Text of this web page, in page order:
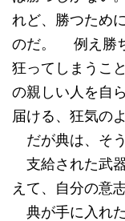
れど、勝つため
のだ。 例え勝ち
狂ってしまうこ
の親しい人を自
届ける、狂気の
だが典は、そ
支給された武
えて、自分の意
典が手に入れ